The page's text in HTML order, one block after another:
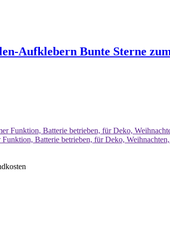
Aufklebern Bunte Sterne
Batterie betrieben, für Deko,